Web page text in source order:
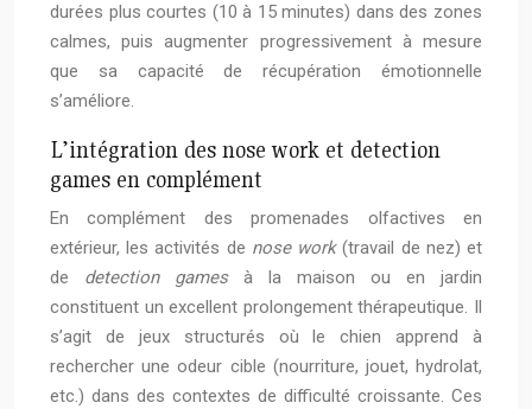
durées plus courtes (10 à 15 minutes) dans des zones
calmes, puis augmenter progressivement à mesure
que sa capacité de récupération émotionnelle
s’améliore.
L’intégration des nose work et detection
games en complément
En complément des promenades olfactives en
extérieur, les activités de nose work(travail de nez) et
de detection gamesà la maison ou en jardin
constituent un excellent prolongement thérapeutique. Il
s’agit de jeux structurés où le chien apprend à
rechercher une odeur cible (nourriture, jouet, hydrolat,
etc.) dans des contextes de difficulté croissante. Ces